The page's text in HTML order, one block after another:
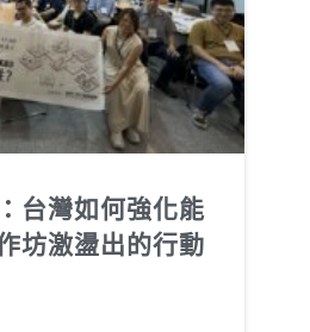
台灣如何強化能
坊激盪出的行動